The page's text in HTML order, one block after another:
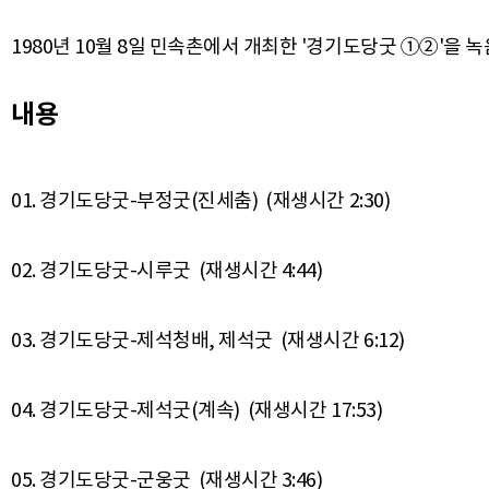
1980년 10월 8일 민속촌에서 개최한 '경기도당굿 ①②'을 녹
내용
01. 경기도당굿-부정굿(진세춤) (재생시간 2:30)
02. 경기도당굿-시루굿 (재생시간 4:44)
03. 경기도당굿-제석청배, 제석굿 (재생시간 6:12)
04. 경기도당굿-제석굿(계속) (재생시간 17:53)
05. 경기도당굿-군웅굿 (재생시간 3:46)